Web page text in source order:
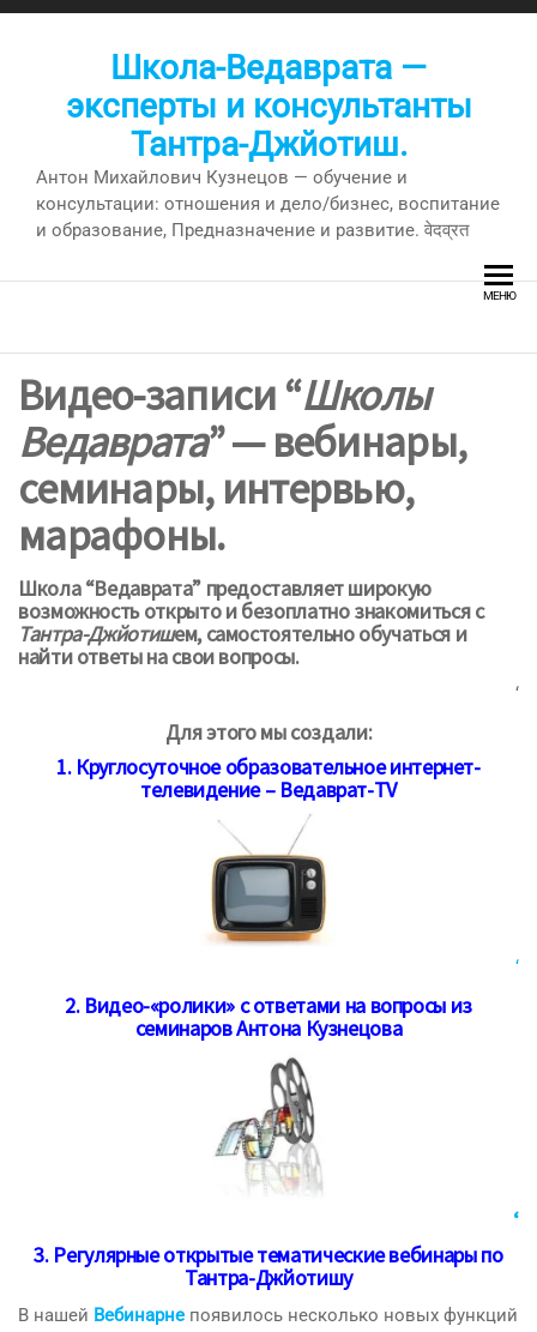
Перейти
Школа-Ведаврата —
эксперты и консультанты
Тантра-Джйотиш.
Антон Михайлович Кузнецов — обучение и
консультации: отношения и дело/бизнес, воспитание
и образование, Предназначение и развитие. वेदव्रत
МЕНЮ
Видео-записи “Школы
Ведаврата” — вебинары,
семинары, интервью,
марафоны.
Школа “Ведаврата” предоставляет широкую
возможность открыто и безоплатно знакомиться с
Тантра-Джйотишем, самостоятельно обучаться и
найти ответы на свои вопросы.
‘
Для этого мы создали:
1. Круглосуточное образовательное интернет-
телевидение – Ведаврат-TV
‘
2. Видео-«ролики» с ответами на вопросы из
семинаров Антона Кузнецова
‘
3. Регулярные открытые тематические вебинары по
Тантра-Джйотишу
В нашей Вебинарне появилось несколько новых функций